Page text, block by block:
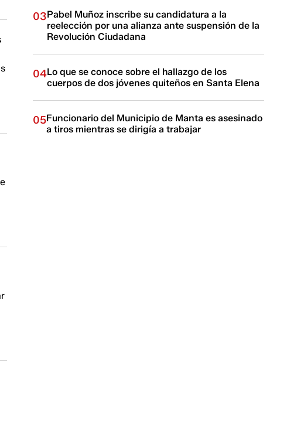
03Pabel Muñoz inscribe su candidatura a la
reelección por una alianza ante suspensión de la
Revolución Ciudadana
04Lo que se conoce sobre el hallazgo de los
cuerpos de dos jóvenes quiteños en Santa Elena
05Funcionario del Municipio de Manta es asesinado
a tiros mientras se dirigía a trabajar